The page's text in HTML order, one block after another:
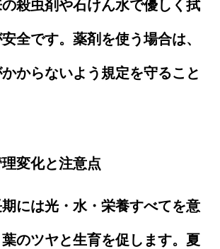
殺虫剤や石けん水で優しく拭
全です。薬剤を使う場合は、
からないよう規定を守ること
変化と注意点
には光・水・栄養すべてを意
のツヤと生育を促します。夏